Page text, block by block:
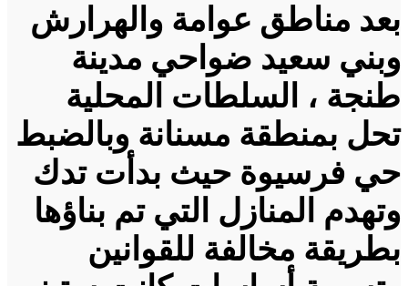
بعد مناطق عوامة والهرارش
وبني سعيد ضواحي مدينة
طنجة ، السلطات المحلية
تحل بمنطقة مسنانة وبالضبط
حي فرسيوة حيث بدأت تدك
وتهدم المنازل التي تم بناؤها
بطريقة مخالفة للقوانين